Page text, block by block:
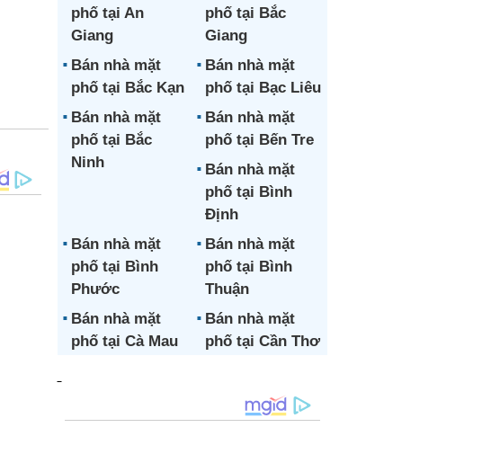
phố tại An
Giang
phố tại Bắc
Giang
Bán nhà mặt
phố tại Bắc Kạn
Bán nhà mặt
phố tại Bạc Liêu
Bán nhà mặt
phố tại Bắc
Ninh
Bán nhà mặt
phố tại Bến Tre
Bán nhà mặt
phố tại Bình
Định
Bán nhà mặt
phố tại Bình
Phước
Bán nhà mặt
phố tại Bình
Thuận
Bán nhà mặt
phố tại Cà Mau
Bán nhà mặt
phố tại Cần Thơ